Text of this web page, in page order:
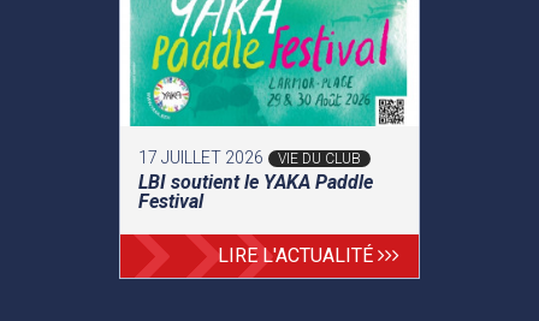
17 JUILLET 2026 VIE DU CLUB
LBI soutient le YAKA Paddle
Festival
LIRE L'ACTUALITÉ